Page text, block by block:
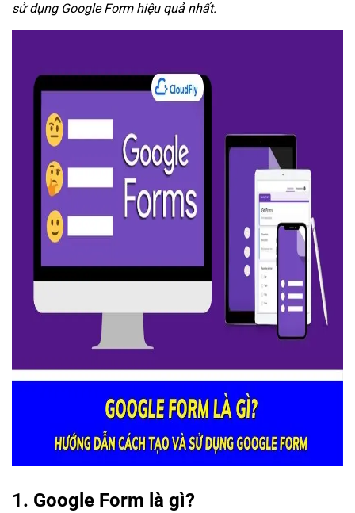
sử dụng Google Form hiệu quả nhất.
1. Google Form là gì?